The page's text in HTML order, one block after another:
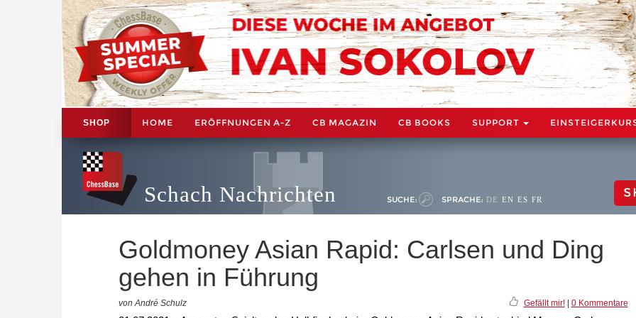
SHOP HOME ERÖFFNUNGEN A-Z CB MAGAZIN CB BOOKS SUPPORT
Schach Nachrichten SUCHE: SPRACHE: DE EN ES FR
Goldmoney Asian Rapid: Carlsen und Ding
gehen in Führung
von André Schulz Gefällt mir!| 0 Kommentare